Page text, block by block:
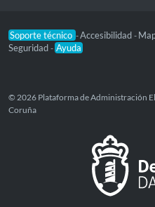
Soporte técnico -Accesibilidad -
Seguridad - Ayuda
© 2026 Plataforma de Administración
Coruña